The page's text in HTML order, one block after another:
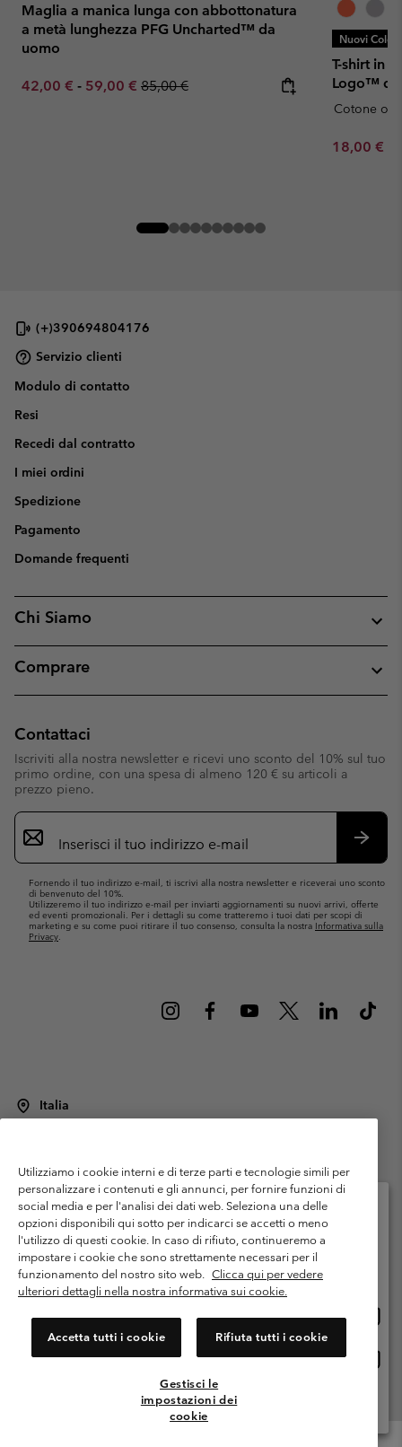
Maglia a manica lunga con abbottonatura
a metà lunghezza PFG Uncharted™ da
uomo
Minimum sale price:
42,00 € - Maximum sale price:
59,00 € Regular price:
85,00 €
Nuovi Colori
T-shirt in
Logo™ da
Cotone
Minimum
18,00 €
(+)390694804176
Servizio clienti
Modulo di contatto
Resi
Recedi dal contratto
I miei ordini
Spedizione
Pagamento
Domande frequenti
Chi Siamo
Comprare
Contattaci
Iscriviti alla nostra newsletter e ricevi uno sconto del 10% sul tuo
primo ordine, con una spesa di almeno 120 € su articoli a
prezzo pieno.
Iscrizione
e-
mail
Fornendo il tuo indirizzo e-mail, ti iscrivi alla nostra newsletter e riceverai uno sconto
di benvenuto del 10%.
Utilizzeremo il tuo indirizzo e-mail per inviarti aggiornamenti su nuovi arrivi, offerte
ed eventi promozionali. Per i dettagli su come tratteremo i tuoi dati per scopi di
marketing e su come puoi ritirare il tuo consenso, consulta la nostra Informativa sulla
Privacy.
Italia
Termini di utilizzo
Condizioni Generali di Venditaa
Garanzia
Politica sulla privacy
Termini e condizioni del programma di membership
Condizioni di utilizzo dei contenuti generati dagli utenti
Impressum
Cookies
Public CBCR
Servizio clienti: Lun. - ven. 9:00 - 13:00 & 14:00- 18:00
(+)390694804176
Utilizziamo i cookie interni e di terze parti e tecnologie simili per
personalizzare i contenuti e gli annunci, per fornire funzioni di
social media e per l'analisi dei dati web. Seleziona una delle
opzioni disponibili qui sotto per indicarci se accetti o meno
l'utilizzo di questi cookie. In caso di rifiuto, continueremo a
impostare i cookie che sono strettamente necessari per il
funzionamento del nostro sito web. Clicca qui per vedere
ulteriori dettagli nella nostra informativa sui cookie.
Accetta tutti i cookie Rifiuta tutti i cookie
Gestisci le
impostazioni dei
cookie
Seleziona il paese di spedizione e la lingua
Shopping online disponibile
online
Italia
online
Visualizza Tutti I Paesi